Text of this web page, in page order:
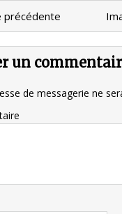
précédente
un
de messagerie ne